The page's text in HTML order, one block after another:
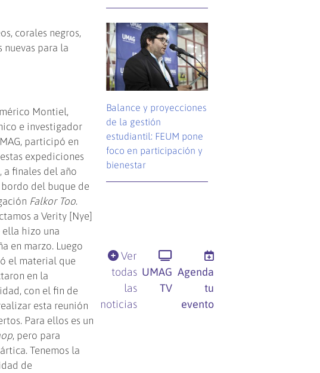
corales negros,
nuevas para la
Montiel,
e investigador
participó en
expediciones
a finales del año
bordo del buque de
Falkor Too.
a Verity [Nye]
hizo una
en marzo. Luego
el material que
en la
con el fin de
esta reunión
Para ellos es un
, pero para
Tenemos la
de
Balance y proyecciones
de la gestión
estudiantil: FEUM pone
foco en participación y
bienestar
Ver
todas
las
noticias
UMAG
TV
Agenda
tu
evento